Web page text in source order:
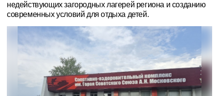
недействующих загородных лагерей региона и созданию
современных условий для отдыха детей.